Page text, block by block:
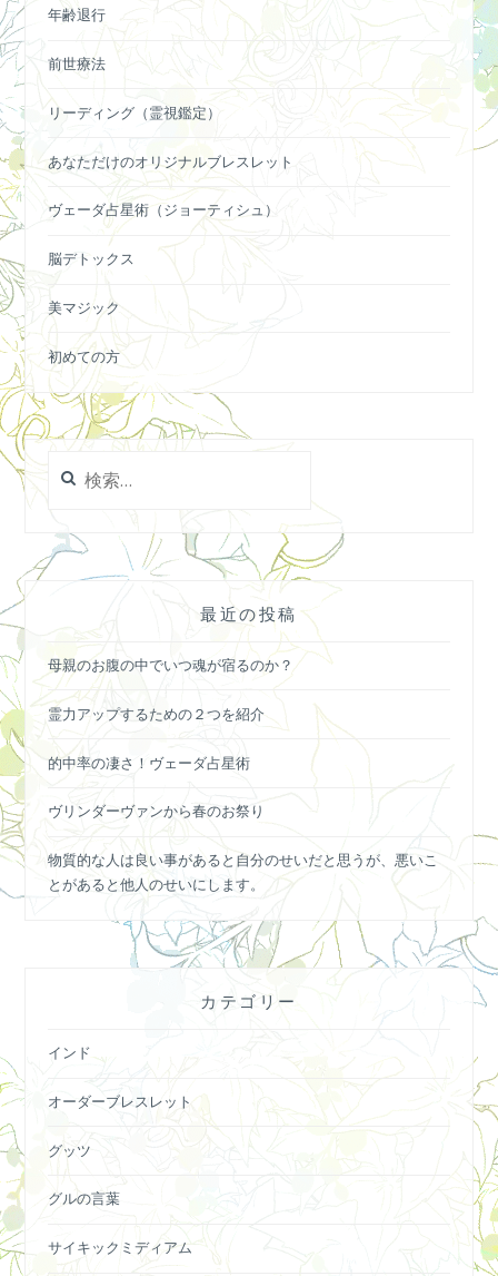
年齢退行
前世療法
リーディング（霊視鑑定）
あなただけのオリジナルブレスレット
ヴェーダ占星術（ジョーティシュ）
脳デトックス
美マジック
初めての方
索:
最近の投稿
母親のお腹の中でいつ魂が宿るのか？
霊力アップするための２つを紹介
的中率の凄さ！ヴェーダ占星術
ヴリンダーヴァンから春のお祭り
物質的な人は良い事があると自分のせいだと思うが、悪いこ
とがあると他人のせいにします。
カテゴリー
インド
オーダーブレスレット
グッツ
グルの言葉
サイキックミディアム